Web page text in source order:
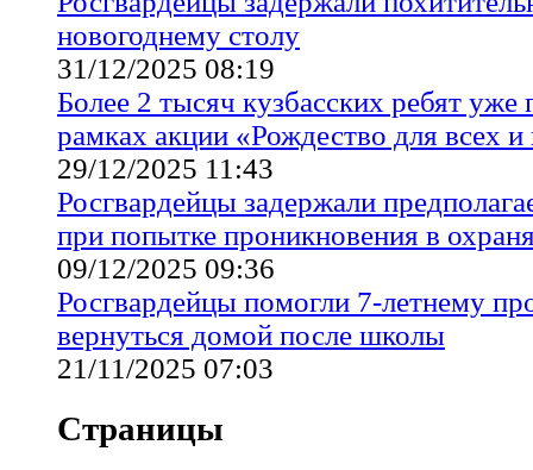
новогоднему столу
31/12/2025 08:19
Более 2 тысяч кузбасских ребят уже
рамках акции «Рождество для всех
29/12/2025 11:43
Росгвардейцы задержали
при попытке проникновения в
09/12/2025 09:36
Росгвардейцы помогли 7-летнему
вернуться домой после школы
21/11/2025 07:03
Страницы